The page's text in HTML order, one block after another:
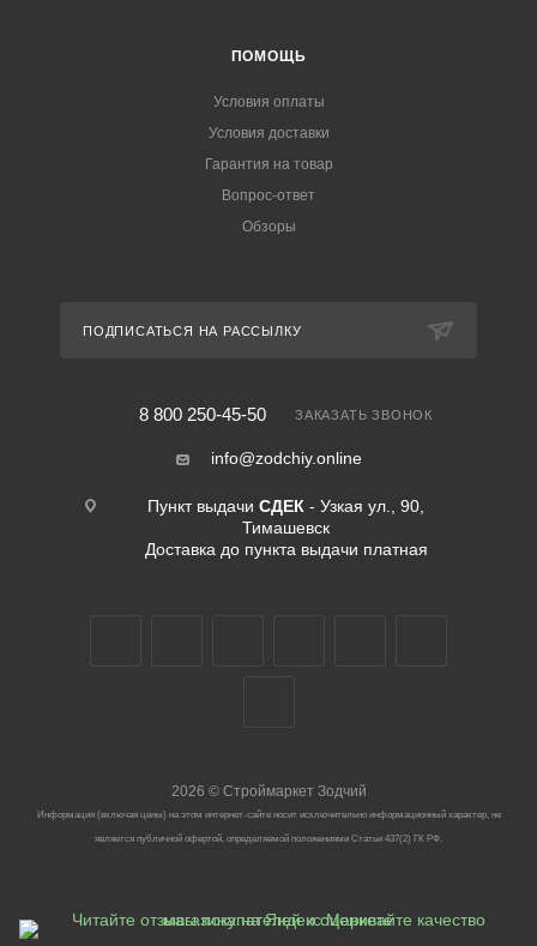
ПОМОЩЬ
Условия оплаты
Условия доставки
Гарантия на товар
Вопрос-ответ
Обзоры
ПОДПИСАТЬСЯ НА РАССЫЛКУ
8 800 250-45-50 ЗАКАЗАТЬ ЗВОНОК
info@zodchiy.online
Пункт выдачи СДЕК - Узкая ул., 90,
Тимашевск
Доставка до пункта выдачи платная
2026 ©Строймаркет Зодчий
Информация (включая цены) на этом интернет-сайте носит исключительно информационный характер, не
является публичной офертой, определяемой положениями Статьи 437(2) ГК РФ.